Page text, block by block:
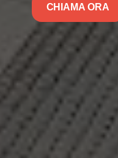
CHIAMA ORA